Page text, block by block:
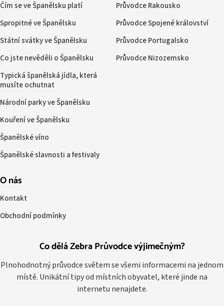
Co dělá Zebra Průvodce výjimečným?
Plnohodnotný průvodce světem se všemi informacemi na jednom
místě. Unikátní tipy od místních obyvatel, které jinde na
internetu nenajdete.
Čím se ve Španělsku platí
Spropitné ve Španělsku
Státní svátky ve Španělsku
Co jste nevěděli o Španělsku
Typická španělská jídla, která
musíte ochutnat
Národní parky ve Španělsku
Kouření ve Španělsku
Španělské víno
Španělské slavnosti a festivaly
Průvodce Rakousko
Průvodce Spojené království
Průvodce Portugalsko
Průvodce Nizozemsko
O nás
Kontakt
Obchodní podmínky